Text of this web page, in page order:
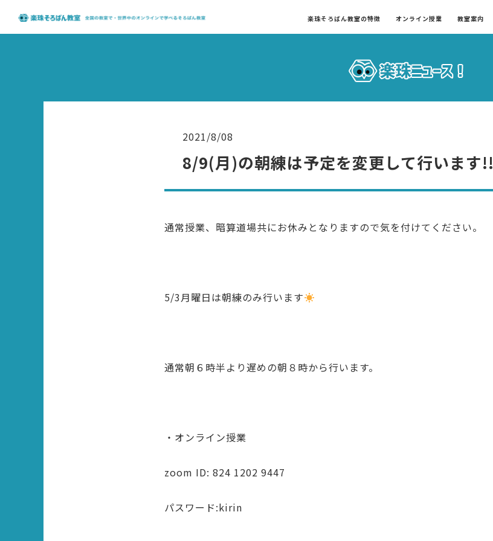
楽珠そろばん教室の特徴 オンライン授業 教室案内
2021/8/08
8/9(月)の朝練は予定を変更して行います!!
通常授業、暗算道場共にお休みとなりますので気を付けてください。
5/3月曜日は朝練のみ行います
通常朝６時半より遅めの朝８時から行います。
・オンライン授業
zoom ID: 824 1202 9447
パスワード:kirin